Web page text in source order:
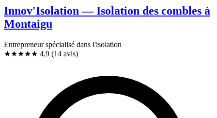
Innov'Isolation — Isolation des combles à
Montaigu
Entrepreneur spécialisé dans l'isolation
★★★★★ 4,9 (14 avis)